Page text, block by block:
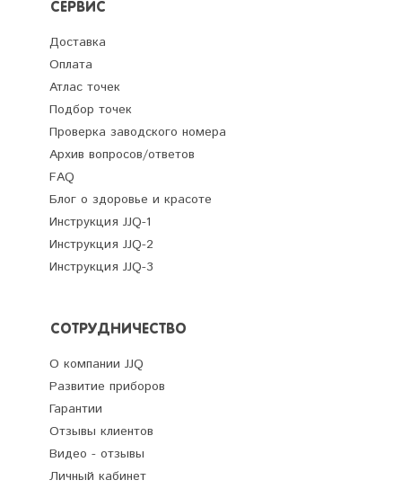
СЕРВИС
Доставка
Оплата
Атлас точек
Подбор точек
Проверка заводского номера
Архив вопросов/ответов
FAQ
Блог о здоровье и красоте
Инструкция JJQ-1
Инструкция JJQ-2
Инструкция JJQ-3
СОТРУДНИЧЕСТВО
О компании JJQ
Развитие приборов
Гарантии
Отзывы клиентов
Видео - отзывы
Личный кабинет